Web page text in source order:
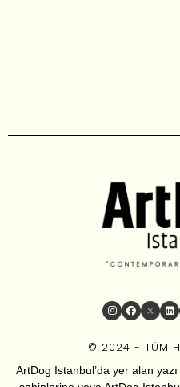
© 2024 - TÜM
ArtDog Istanbul’da yer alan